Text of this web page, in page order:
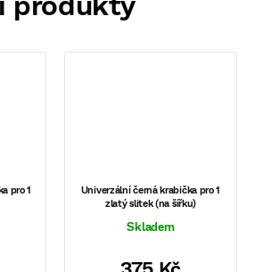
pro 1
Univerzální černá krabička pro 1
zlatý slitek (na šířku)
Skladem